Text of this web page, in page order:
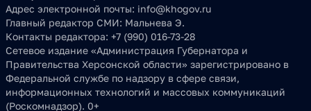
Адрес электронной почты: info@khogov.ru
Главный редактор СМИ: Мальнева Э.
Контакты редактора: +7 (990) 016-73-28
Сетевое издание «Администрация Губернатора и
Правительства Херсонской области» зарегистрировано в
Федеральной службе по надзору в сфере связи,
информационных технологий и массовых коммуникаций
(Роскомнадзор). 0+